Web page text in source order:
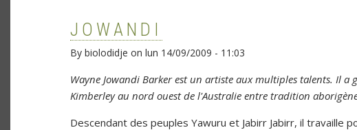
JOWANDI
By biolodidje on lun 14/09/2009 - 11:03
Wayne Jowandi Barker est un artiste aux multiples talents. Il a
Kimberley au nord ouest de l'Australie entre tradition
Descendant des peuples Yawuru et Jabirr Jabirr, il travaille